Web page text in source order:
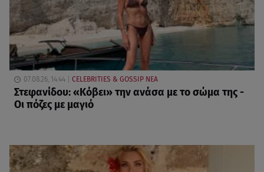
07.08.26, 14:44 CELEBRITIES & GOSSIP ΝΕΑ
Στεφανίδου: «Κόβει» την ανάσα με το σώμα της -
Οι πόζες με μαγιό